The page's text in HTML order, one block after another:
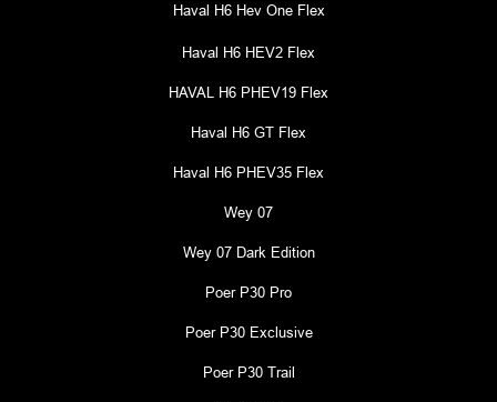
Haval H6 Hev One Flex
Haval H6 HEV2 Flex
HAVAL H6 PHEV19 Flex
Haval H6 GT Flex
Haval H6 PHEV35 Flex
Wey 07
Wey 07 Dark Edition
Poer P30 Pro
Poer P30 Exclusive
Poer P30 Trail